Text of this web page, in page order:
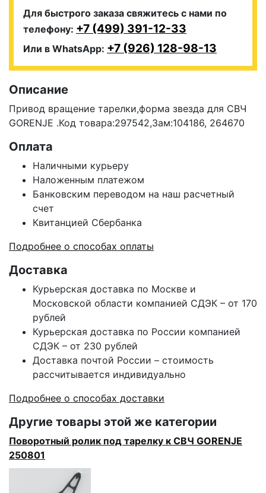
Для быстрого заказа свяжитесь с нами по
телефону: +7 (499) 391-12-33
Или в WhatsApp: +7 (926) 128-98-13
Описание
Привод вращение тарелки,форма звезда для СВЧ
GORENJE .Код товара:297542,Зам:104186, 264670
Оплата
Наличными курьеру
Наложенным платежом
Банковским переводом на наш расчетный
счет
Квитанцией Сбербанка
Подробнее о способах оплаты
Доставка
Курьерская доставка по Москве и
Московской области компанией СДЭК – от 170
рублей
Курьерская доставка по России компанией
СДЭК – от 230 рублей
Доставка почтой России – стоимость
рассчитывается индивидуально
Подробнее о способах доставки
Другие товары этой же категории
Поворотный ролик под тарелку к СВЧ GORENJE
250801